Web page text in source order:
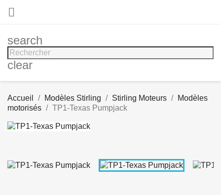

search
clear
Accueil Modèles Stirling Stirling Moteurs
Modèles
motorisés
TP1-Texas Pumpjack